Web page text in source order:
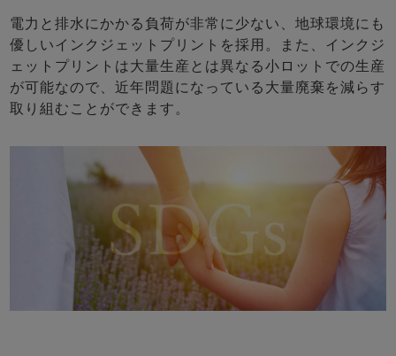
電力と排水にかかる負荷が非常に少ない、地球環境にも
優しいインクジェットプリントを採用。また、インクジ
ェットプリントは大量生産とは異なる小ロットでの生産
が可能なので、近年問題になっている大量廃棄を減らす
取り組むことができます。